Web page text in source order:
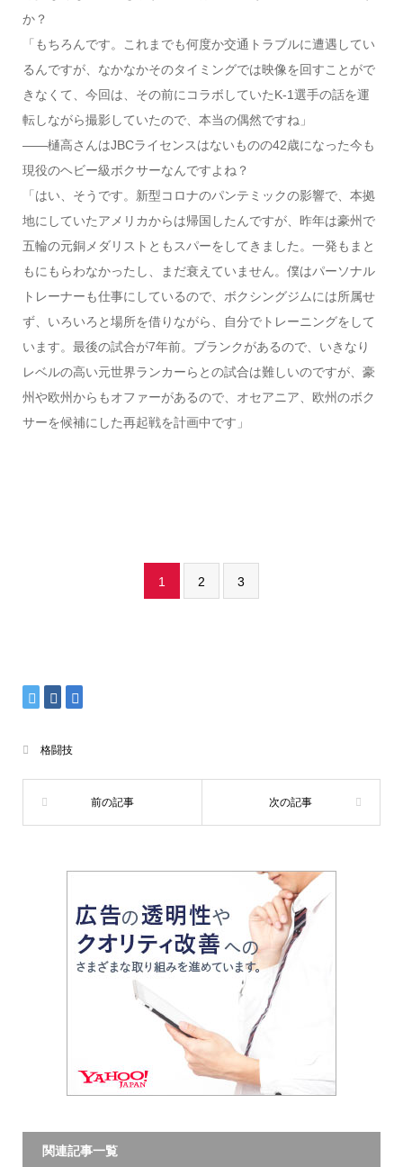
か？
「もちろんです。これまでも何度か交通トラブルに遭遇してい
るんですが、なかなかそのタイミングでは映像を回すことがで
きなくて、今回は、その前にコラボしていたK-1選手の話を運
転しながら撮影していたので、本当の偶然ですね」
――樋高さんはJBCライセンスはないものの42歳になった今も
現役のヘビー級ボクサーなんですよね？
「はい、そうです。新型コロナのパンテミックの影響で、本拠
地にしていたアメリカからは帰国したんですが、昨年は豪州で
五輪の元銅メダリストともスパーをしてきました。一発もまと
もにもらわなかったし、まだ衰えていません。僕はパーソナル
トレーナーも仕事にしているので、ボクシングジムには所属せ
ず、いろいろと場所を借りながら、自分でトレーニングをして
います。最後の試合が7年前。ブランクがあるので、いきなり
レベルの高い元世界ランカーらとの試合は難しいのですが、豪
州や欧州からもオファーがあるので、オセアニア、欧州のボク
サーを候補にした再起戦を計画中です」
1 2 3
格闘技
関連記事一覧